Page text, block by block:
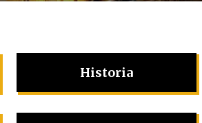
Historia